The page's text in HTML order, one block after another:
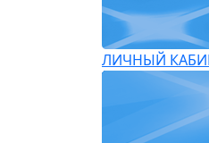
ЛИЧНЫЙ